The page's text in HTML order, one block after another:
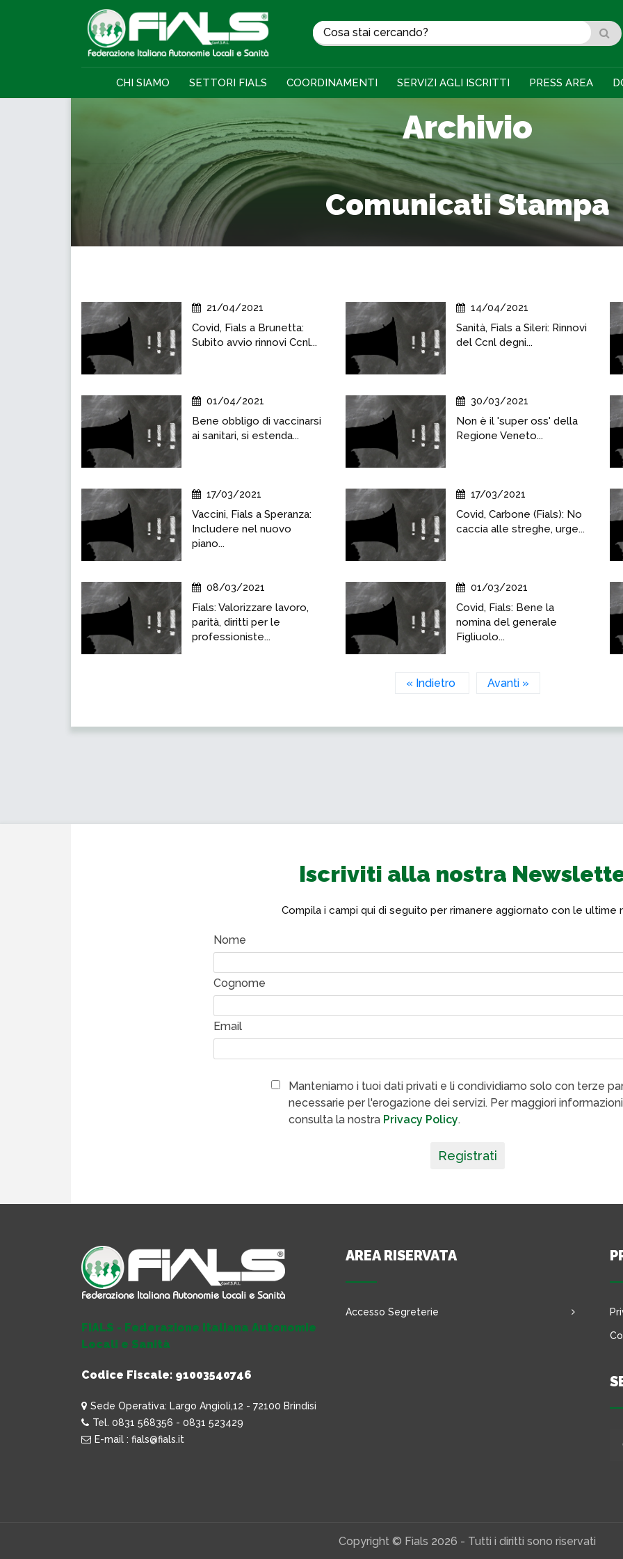
CHI SIAMO SETTORI FIALS COORDINAMENTI SERVIZI AGLI ISCRITTI PRESS AREA
Archivio
Comunicati Stampa
21/04/2021
Covid, Fials a Brunetta:
Subito avvio rinnovi Ccnl...
14/04/2021
Sanità, Fials a Sileri: Rinnovi
del Ccnl degni...
01/04/2021
Bene obbligo di vaccinarsi
ai sanitari, si estenda...
30/03/2021
Non è il 'super oss' della
Regione Veneto...
17/03/2021
Vaccini, Fials a Speranza:
Includere nel nuovo
piano...
17/03/2021
Covid, Carbone (Fials): No
caccia alle streghe, urge...
08/03/2021
Fials: Valorizzare lavoro,
parità, diritti per le
professioniste...
01/03/2021
Covid, Fials: Bene la
nomina del generale
Figliuolo...
« Indietro Avanti »
Iscriviti alla nostra
Compila i campi qui di seguito per rimanere aggiornato con le ultime
Nome
Cognome
Email
Manteniamo i tuoi dati privati e li condividiamo solo con terze
necessarie per l'erogazione dei servizi. Per maggiori
consulta la nostra Privacy Policy.
Registrati
FIALS - Federazione Italiana Autonomie
Locali e Sanità
Codice Fiscale: 91003540746
Sede Operativa: Largo Angioli,12 - 72100 Brindisi
Tel. 0831 568356 - 0831 523429
E-mail : fials@fials.it
AREA RISERVATA
Accesso Segreterie
Copyright © Fials 2026 - Tutti i diritti sono riservati